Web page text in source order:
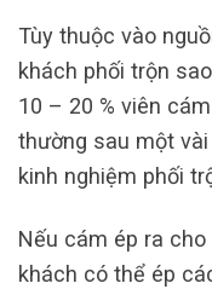
Tùy thuộc vào
khách phối trộn
10 – 20 % viên
thường sau một
kinh nghiệm phối
Nếu cám ép ra
khách có thể ép